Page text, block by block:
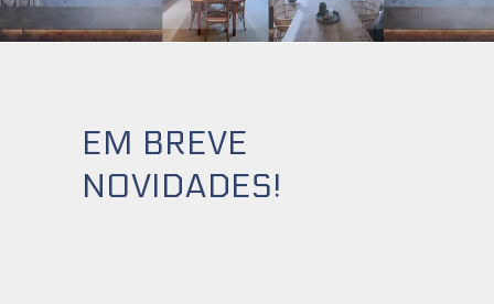
EM BREVE
NOVIDADES!